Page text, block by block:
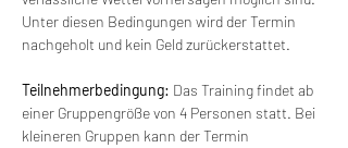
Unter diesen Bedingungen wird der Termin
nachgeholt und kein Geld zurückerstattet.
Teilnehmerbedingung: Das Training findet ab
einer Gruppengröße von 4 Personen statt. Bei
kleineren Gruppen kann der Termin